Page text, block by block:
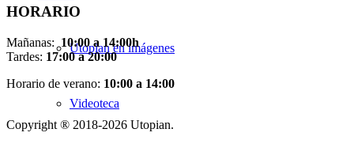
Utopian en imágenes
Videoteca
HORARIO
Mañanas: 10:00 a 14:00h
Tardes: 17:00 a 20:00
Horario de verano: 10:00 a 14:00
Copyright ® 2018-2026 Utopian.